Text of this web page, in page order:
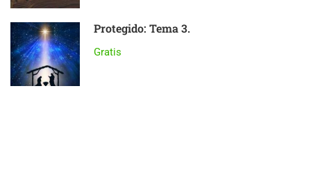
Protegido: Tema 3.
Gratis